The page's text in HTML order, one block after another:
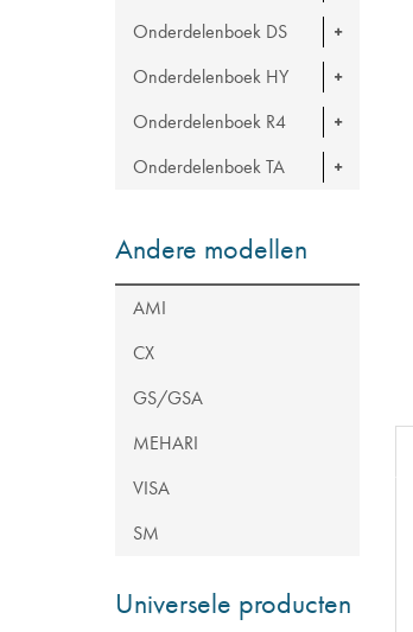
Onderdelenboek DS
Onderdelenboek HY
Onderdelenboek R4
Onderdelenboek TA
Andere modellen
AMI
CX
GS/GSA
MEHARI
VISA
SM
Universele producten